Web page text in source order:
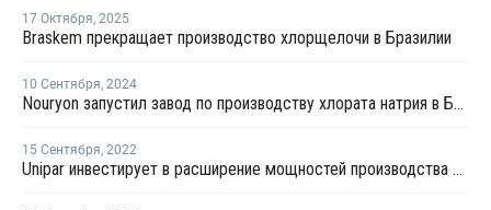
17 Октября, 2025
Braskem прекращает производство хлорщелочи в Бразилии
10 Сентября, 2024
Nouryon запустил завод по производству хлората натрия в Бразилии
15 Сентября, 2022
Unipar инвестирует в расширение мощностей производства хлора и каустической соды в Бразилии